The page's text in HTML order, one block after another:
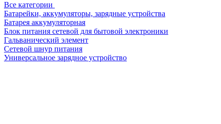
Все категории
Батарейки, аккумуляторы, зарядные устройства
Батарея аккумуляторная
Блок питания сетевой для бытовой электроники
Гальванический элемент
Сетевой шнур питания
Универсальное зарядное устройство